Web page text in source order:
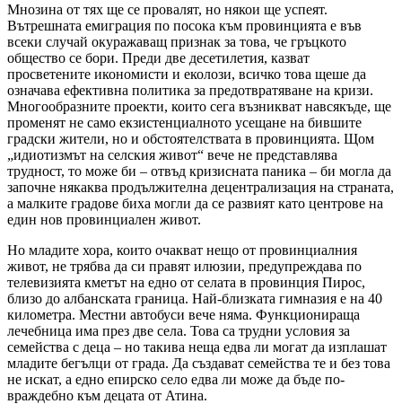
Мнозина от тях ще се провалят, но някои ще успеят.
Вътрешната емиграция по посока към провинцията е във
всеки случай окуражаващ признак за това, че гръцкото
общество се бори. Преди две десетилетия, казват
просветените икономисти и еколози, всичко това щеше да
означава ефективна политика за предотвратяване на кризи.
Многообразните проекти, които сега възникват навсякъде, ще
променят не само екзистенциалното усещане на бившите
градски жители, но и обстоятелствата в провинцията. Щом
„идиотизмът на селския живот“ вече не представлява
трудност, то може би – отвъд кризисната паника – би могла да
започне някаква продължителна децентрализация на страната,
а малките градове биха могли да се развият като центрове на
един нов провинциален живот.
Но младите хора, които очакват нещо от провинциалния
живот, не трябва да си правят илюзии, предупреждава по
телевизията кметът на едно от селата в провинция Пирос,
близо до албанската граница. Най-близката гимназия е на 40
километра. Местни автобуси вече няма. Функционираща
лечебница има през две села. Това са трудни условия за
семейства с деца – но такива неща едва ли могат да изплашат
младите бегълци от града. Да създават семейства те и без това
не искат, а едно епирско село едва ли може да бъде по-
враждебно към децата от Атина.